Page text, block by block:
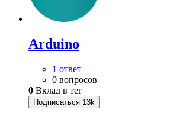
Arduino
1 ответ
0 вопросов
0 Вклад в тег
Подписаться 13k